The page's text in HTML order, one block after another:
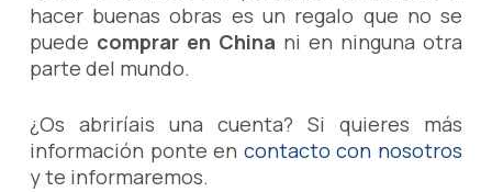
hacer buenas obras es un regalo que no se
puede comprar en China ni en ninguna otra
parte del mundo.
¿Os abriríais una cuenta? Si quieres más
información ponte en contacto con nosotros
y te informaremos.